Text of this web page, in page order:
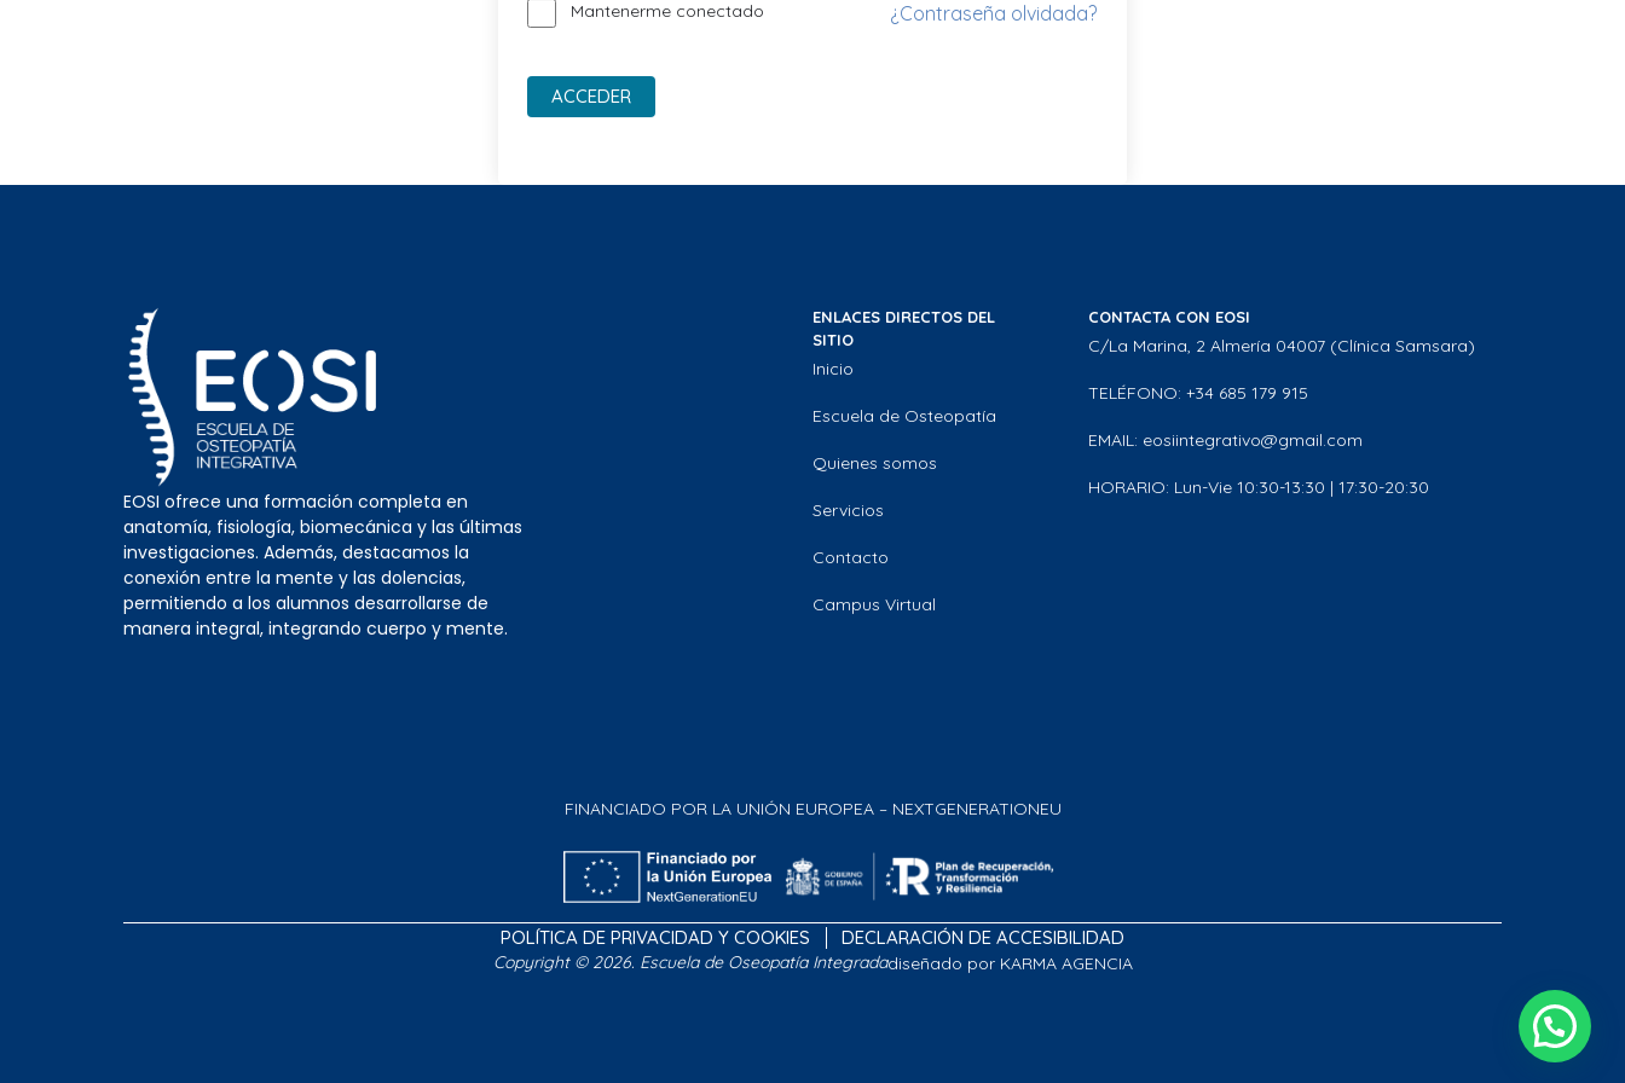
Mantenerme conectado ¿Contraseña olvidada?
ACCEDER
EOSI ofrece una formación completa en
anatomía, fisiología, biomecánica y las últimas
investigaciones. Además, destacamos la
conexión entre la mente y las dolencias,
permitiendo a los alumnos desarrollarse de
manera integral, integrando cuerpo y mente.
ENLACES DIRECTOS DEL
SITIO
Inicio
Escuela de Osteopatía
Quienes somos
Servicios
Contacto
Campus Virtual
CONTACTA CON EOSI
C/La Marina, 2 Almería 04007 (Clínica Samsara)
TELÉFONO: +34 685 179 915
EMAIL: eosiintegrativo@gmail.com
HORARIO: Lun-Vie 10:30-13:30 | 17:30-20:30
FINANCIADO POR LA UNIÓN EUROPEA – NEXTGENERATIONEU
POLÍTICA DE PRIVACIDAD Y COOKIES DECLARACIÓN DE ACCESIBILIDAD
Copyright © 2026. Escuela de Oseopatía Integradadiseñado por KARMA AGENCIA